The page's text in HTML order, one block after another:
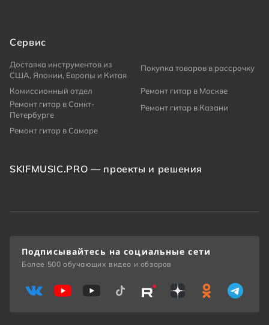
Сервис
Доставка инструментов из
США, Японии, Европы и Китая
Покупка товаров в рассрочку
Комиссионный отдел
Ремонт гитар в Москве
Ремонт гитар в Санкт-
Петербурге
Ремонт гитар в Казани
Ремонт гитар в Самаре
SKIFMUSIC.PRO — проекты и решения
Подписывайтесь на социальные сети
Более 500 обучающих видео и обзоров